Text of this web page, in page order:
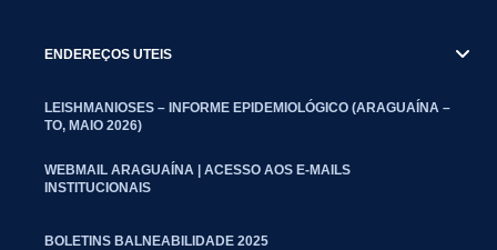
ENDEREÇOS UTEIS
LEISHMANIOSES – INFORME EPIDEMIOLÓGICO (ARAGUAÍNA –
TO, MAIO 2026)
WEBMAIL ARAGUAÍNA | ACESSO AOS E-MAILS
INSTITUCIONAIS
BOLETINS BALNEABILIDADE 2025